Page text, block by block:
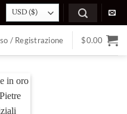
/ Registrazione $0.00